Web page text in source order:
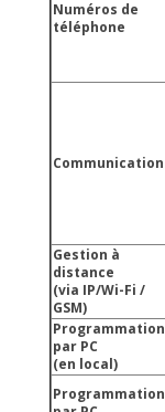
Numéros de
téléphone
Communication
Gestion à
distance
(via IP/Wi-Fi /
GSM)
Programmation
par PC
(en local)
Programmation